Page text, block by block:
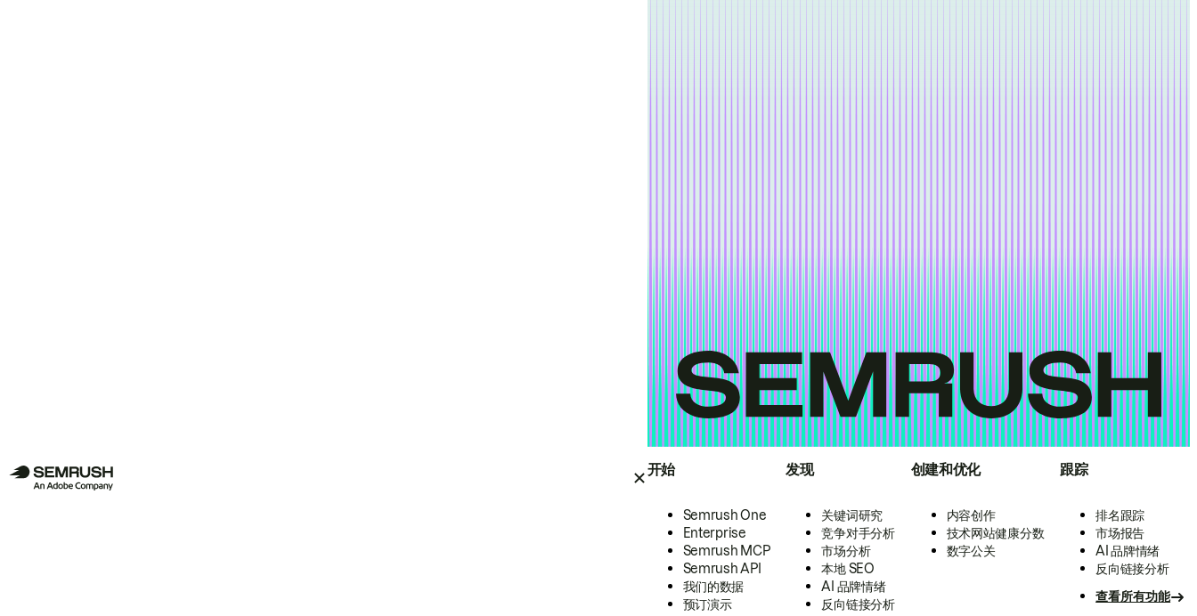
开始
Semrush One
Enterprise
Semrush MCP
Semrush API
我们的数据
预订演示
发现
关键词研究
竞争对手分析
市场分析
本地 SEO
AI 品牌情绪
反向链接分析
创建和优化
内容创作
技术网站健康分数
数字公关
跟踪
排名跟踪
市场报告
AI 品牌情绪
反向链接分析
查看所有功能